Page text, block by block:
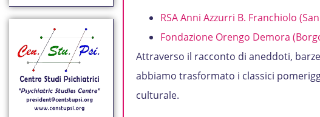
RSA Anni Azzurri B. Franchiolo
Fondazione Orengo Demora
Attraverso il racconto di aneddoti,
abbiamo trasformato i classici
culturale.